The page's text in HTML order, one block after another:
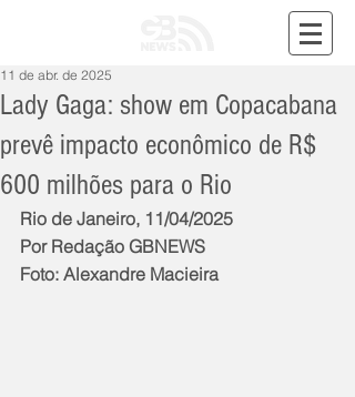
Lady Gaga: show em Copacabana
prevê impacto econômico de R$
600 milhões para o Rio
11 de abr. de 2025
Rio de Janeiro, 11/04/2025
Por Redação GBNEWS
Foto: Alexandre Macieira